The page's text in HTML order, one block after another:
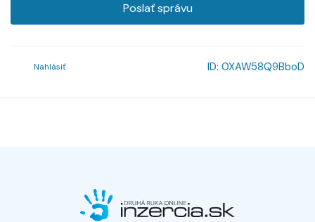
Poslať správu
Nahlásiť ID: 0XAW58Q9BboD